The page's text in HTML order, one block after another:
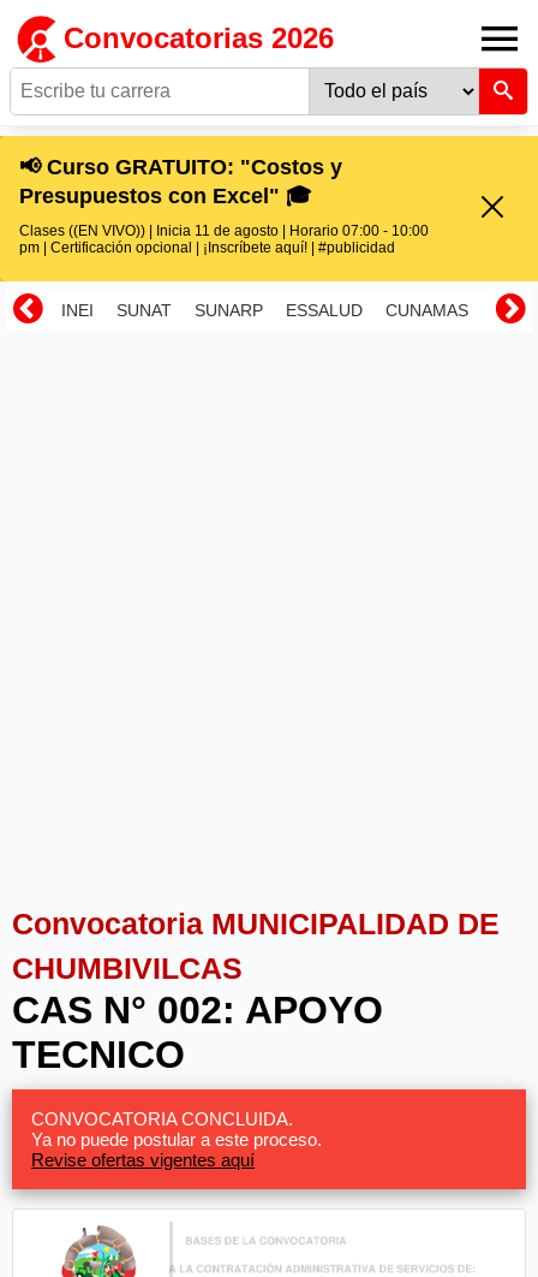
Convocatorias 2026
📢 Curso GRATUITO: "Costos y
Presupuestos con Excel" 🎓
Clases ((EN VIVO)) | Inicia 11 de agosto | Horario 07:00 - 10:00
pm | Certificación opcional | ¡Inscríbete aquí! | #publicidad
INEI SUNAT SUNARP ESSALUD CUNAMAS
Convocatoria MUNICIPALIDAD DE
CHUMBIVILCAS
CAS N° 002: APOYO
TECNICO
CONVOCATORIA CONCLUIDA.
Ya no puede postular a este proceso.
Revise ofertas vigentes aquí